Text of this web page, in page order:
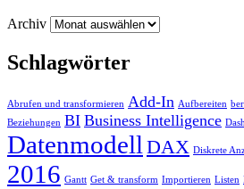
Archiv
Schlagwörter
Abrufen und transformieren Add-In Aufbereiten
Beziehungen BI Business Intelligence
Datenmodell DAX Diskrete
2016 Gantt Get & transform Importieren Listen